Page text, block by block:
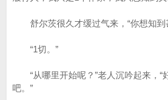
舒尔茨很久才缓过气来，“你想知到
“1切。”
“从哪里开始呢？”老人沉吟起来，“
吧。”